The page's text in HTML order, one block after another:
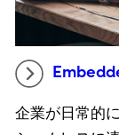
企業が日常的